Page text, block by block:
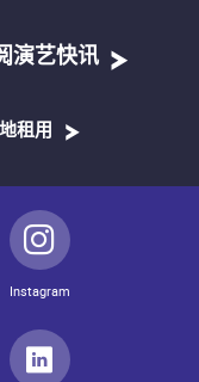
演艺快讯
租用
Instagram